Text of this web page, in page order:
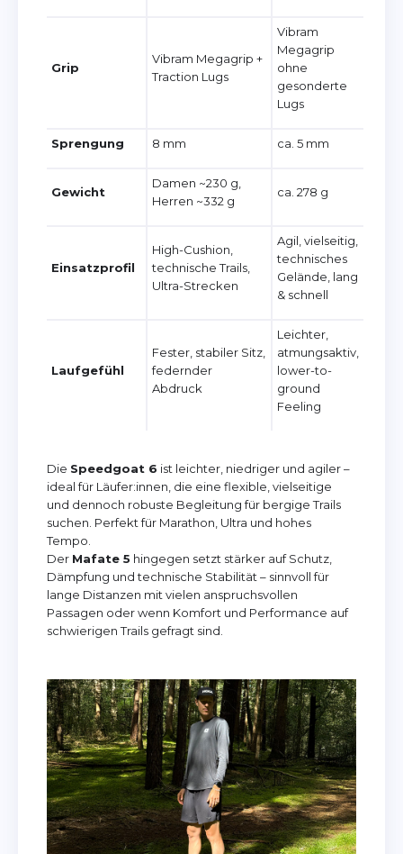
Grip
Vibram Megagrip +
Traction Lugs
Vibram
Megagrip
ohne
gesonderte
Lugs
Sprengung 8 mm ca. 5 mm
Gewicht
Damen ~230 g,
Herren ~332 g
ca. 278 g
Einsatzprofil
High-Cushion,
technische Trails,
Ultra-Strecken
Agil, vielseitig,
technisches
Gelände, lang
& schnell
Laufgefühl
Fester, stabiler Sitz,
federnder
Abdruck
Leichter,
atmungsaktiv,
lower-to-
ground
Feeling
Die Speedgoat 6 ist leichter, niedriger und agiler –
ideal für Läufer:innen, die eine flexible, vielseitige
und dennoch robuste Begleitung für bergige Trails
suchen. Perfekt für Marathon, Ultra und hohes
Tempo.
Der Mafate 5 hingegen setzt stärker auf Schutz,
Dämpfung und technische Stabilität – sinnvoll für
lange Distanzen mit vielen anspruchsvollen
Passagen oder wenn Komfort und Performance auf
schwierigen Trails gefragt sind.